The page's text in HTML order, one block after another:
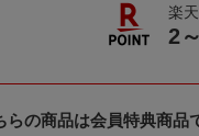
楽
2
らの商品は会員特典商品